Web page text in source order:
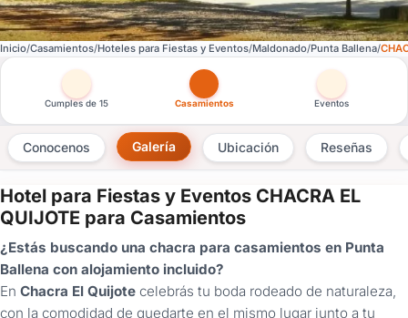
Inicio Casamientos Hoteles para Fiestas y Eventos Maldonado Punta Ballena
Otras versiones de esta ficha por tipo de festejo
Cumples de 15 Casamientos Eventos
Conocenos Galería Ubicación Reseñas
Hotel para Fiestas y Eventos CHACRA EL
QUIJOTE para Casamientos
¿Estás buscando una chacra para casamientos en Punta
Ballena con alojamiento incluido?
En Chacra El Quijote celebrás tu boda rodeado de naturaleza,
con la comodidad de quedarte en el mismo lugar junto a tu
×
Consultar
tenés
cuenta?